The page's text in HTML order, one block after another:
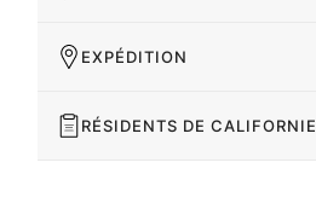
EXPÉDITION
RÉSIDENTS DE CALIFORNIE